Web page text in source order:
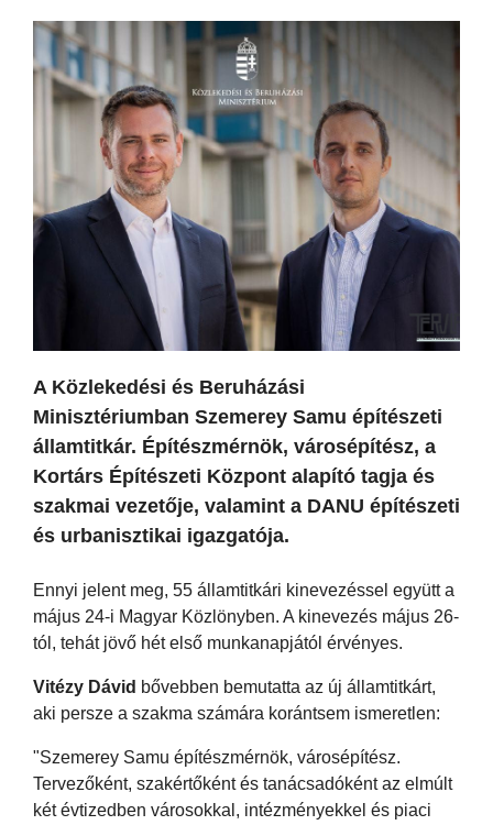
A Közlekedési és Beruházási
Minisztériumban Szemerey Samu építészeti
államtitkár. Építészmérnök, városépítész, a
Kortárs Építészeti Központ alapító tagja és
szakmai vezetője, valamint a DANU építészeti
és urbanisztikai igazgatója.
Ennyi jelent meg, 55 államtitkári kinevezéssel együtt a
május 24-i Magyar Közlönyben. A kinevezés május 26-
tól, tehát jövő hét első munkanapjától érvényes.
Vitézy Dávid bővebben bemutatta az új államtitkárt,
aki persze a szakma számára korántsem ismeretlen:
"Szemerey Samu építészmérnök, városépítész.
Tervezőként, szakértőként és tanácsadóként az elmúlt
két évtizedben városokkal, intézményekkel és piaci